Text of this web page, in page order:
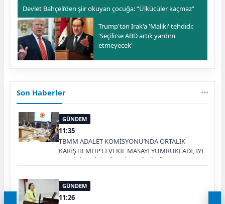
Devlet Bahçeli’den şiir okuyan çocuğa: “Ülkücüler kaçmaz”
Trump'tan Irak'a 'Maliki' tehdidi:
'Seçilirse ABD artık yardım
etmeyecek'
Son Haberler
GÜNDEM
11:35
TBMM ADALET KOMİSYONU’NDA ORTALIK
KARIŞTI! MHP’Lİ VEKİL MASAYI YUMRUKLADI, İYİ
PARTİLİ VEKİLİN ÜZERİNE YÜRÜDÜ
GÜNDEM
11:26